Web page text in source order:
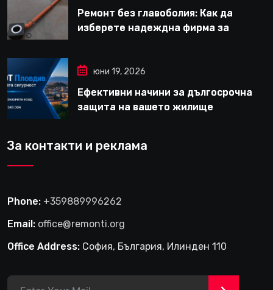
Ремонт без главоболия: Как да
изберете надеждна фирма за
юни 19, 2026
Ефективни начини за дългосрочна
защита на вашето жилище
За контакти и реклама
Phone: +359889996262
Email: office@remonti.org
Office Address: София, България, Илинден 110